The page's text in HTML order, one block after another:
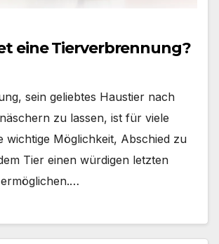
eine Tierverbrennung?
sein geliebtes Haustier nach
zu lassen, ist für viele
wichtige Möglichkeit, Abschied zu
Tier einen würdigen letzten